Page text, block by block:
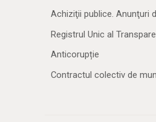
Achiziţii publice. Anunţuri
Registrul Unic al
Anticorupție
Contractul colectiv de